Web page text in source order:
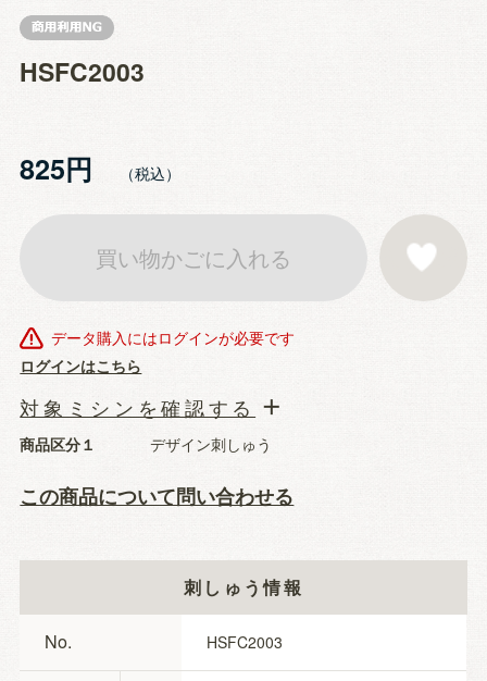
HSFC2003
825円
データ購入にはログインが必要です
買い物かごに入れる
ログインはこちら
お気に入りに登
商品区分１ デザイン刺しゅう
この商品について問い合わせる
対象ミシンを確認する
刺しゅう情報
No. HSFC2003